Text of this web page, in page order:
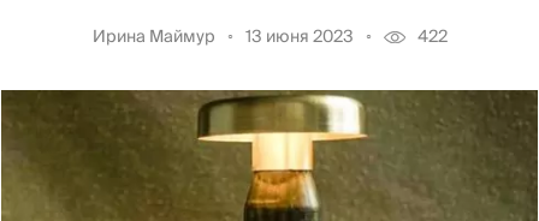
Ирина Маймур 13 июня 2023 422